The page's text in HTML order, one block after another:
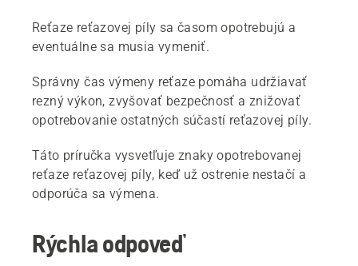
Reťaze reťazovej píly sa časom opotrebujú a
eventuálne sa musia vymeniť.
Správny čas výmeny reťaze pomáha udržiavať
rezný výkon, zvyšovať bezpečnosť a znižovať
opotrebovanie ostatných súčastí reťazovej píly.
Táto príručka vysvetľuje znaky opotrebovanej
reťaze reťazovej píly, keď už ostrenie nestačí a
odporúča sa výmena.
Rýchla odpoveď